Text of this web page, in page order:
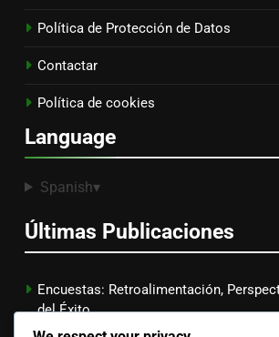
Política de Protección de Datos
Contactar
Política de cookies
Language
Spanish▾
Últimas Publicaciones
Encuestas: Retroalimentación,
del Éxito